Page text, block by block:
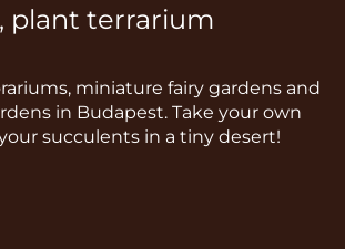
t
k
t
b
e
t
r
e
s
plant terrarium
miniature fairy gardens and
in Budapest. Take your own
succulents in a tiny desert!